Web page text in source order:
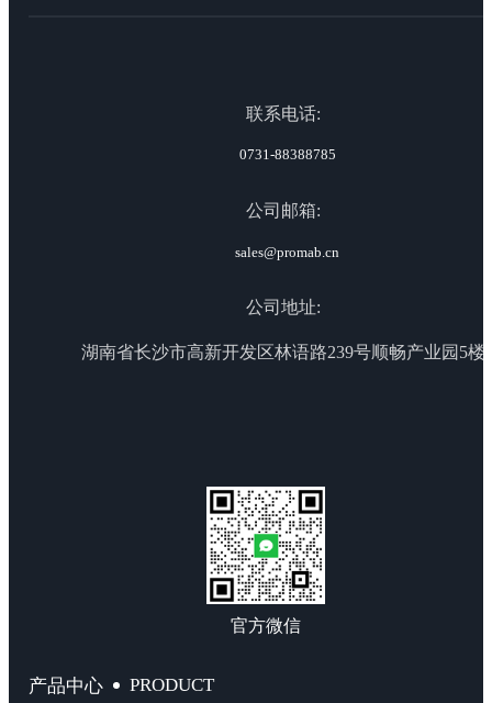
联系电话:
0731-88388785
公司邮箱:
sales@promab.cn
公司地址:
湖南省长沙市高新开发区林语路239号顺畅产业园5楼
官方微信
产品中心 PRODUCT